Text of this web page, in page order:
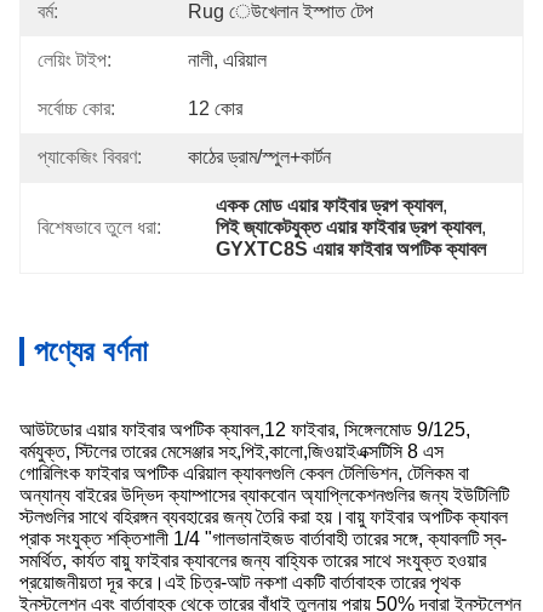
বর্ম: Rug েউখেলান ইস্পাত টেপ
লেয়িং টাইপ: নালী, এরিয়াল
সর্বোচ্চ কোর: 12 কোর
প্যাকেজিং বিবরণ: কাঠের ড্রাম/স্পুল+কার্টন
বিশেষভাবে তুলে ধরা:
একক মোড এয়ার ফাইবার ড্রপ ক্যাবল,
পিই জ্যাকেটযুক্ত এয়ার ফাইবার ড্রপ ক্যাবল,
GYXTC8S এয়ার ফাইবার অপটিক ক্যাবল
পণ্যের বর্ণনা
আউটডোর এয়ার ফাইবার অপটিক ক্যাবল,12 ফাইবার, সিঙ্গেলমোড 9/125,
বর্মযুক্ত, স্টিলের তারের মেসেঞ্জার সহ,পিই,কালো,জিওয়াইএক্সটিসি 8 এস
গোরিলিংক ফাইবার অপটিক এরিয়াল ক্যাবলগুলি কেবল টেলিভিশন, টেলিকম বা
অন্যান্য বাইরের উদ্ভিদ ক্যাম্পাসের ব্যাকবোন অ্যাপ্লিকেশনগুলির জন্য ইউটিলিটি
স্টলগুলির সাথে বহিরঙ্গন ব্যবহারের জন্য তৈরি করা হয়।বায়ু ফাইবার অপটিক ক্যাবল
প্রাক সংযুক্ত শক্তিশালী 1/4 "গালভানাইজড বার্তাবাহী তারের সঙ্গে, ক্যাবলটি স্ব-
সমর্থিত, কার্যত বায়ু ফাইবার ক্যাবলের জন্য বাহ্যিক তারের সাথে সংযুক্ত হওয়ার
প্রয়োজনীয়তা দূর করে।এই চিত্র-আট নকশা একটি বার্তাবাহক তারের পৃথক
ইনস্টলেশন এবং বার্তাবাহক থেকে তারের বাঁধাই তুলনায় প্রায় 50% দ্বারা ইনস্টলেশন